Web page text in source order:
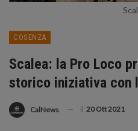
COSENZA
Scalea: la Pro Loco
storico iniziativa con
CalNews il 20 Ott 2021